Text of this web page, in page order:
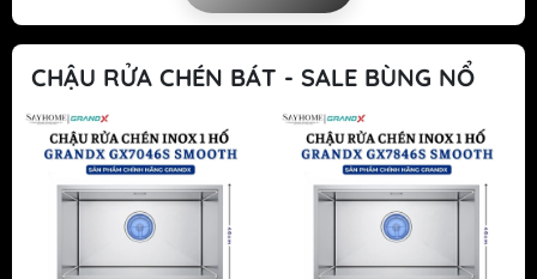
CHẬU RỬA CHÉN BÁT - SALE BÙNG NỔ